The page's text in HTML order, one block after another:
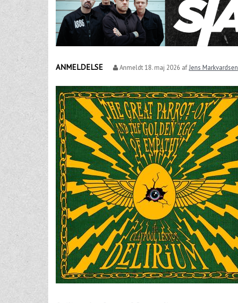
ANMELDELSE Anmeldt18. maj 2026 afJens Markvardsen